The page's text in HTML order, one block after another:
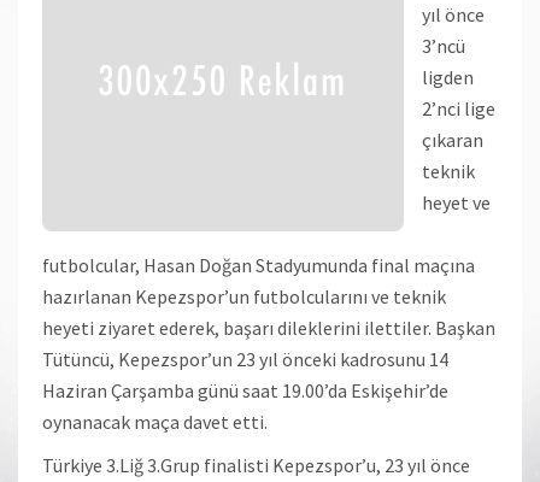
yıl önce
3’ncü
ligden
2’nci lige
çıkaran
teknik
heyet ve
futbolcular, Hasan Doğan Stadyumunda final maçına
hazırlanan Kepezspor’un futbolcularını ve teknik
heyeti ziyaret ederek, başarı dileklerini ilettiler. Başkan
Tütüncü, Kepezspor’un 23 yıl önceki kadrosunu 14
Haziran Çarşamba günü saat 19.00’da Eskişehir’de
oynanacak maça davet etti.
Türkiye 3.Liğ 3.Grup finalisti Kepezspor’u, 23 yıl önce